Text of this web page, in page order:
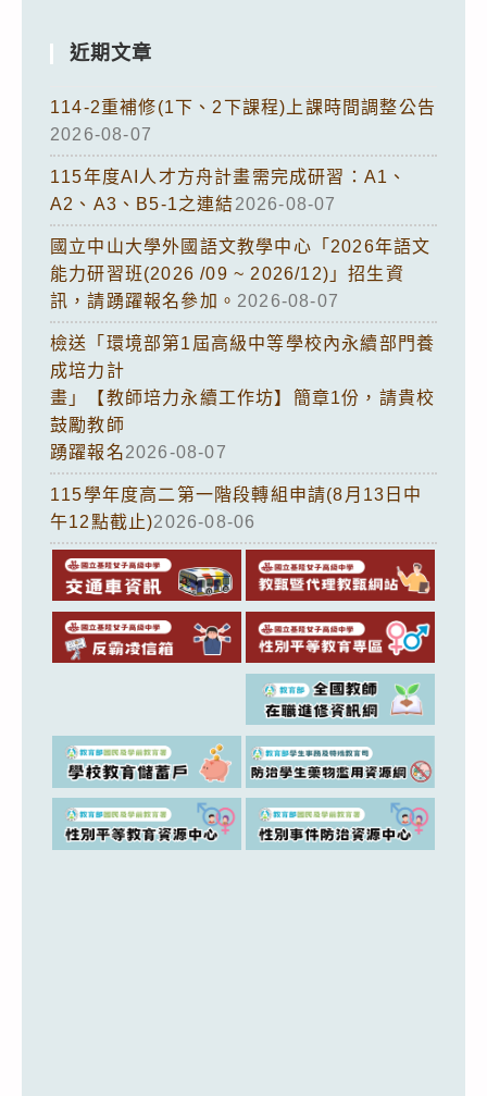
近期文章
114-2重補修(1下、2下課程)上課時間調整公告
2026-08-07
115年度AI人才方舟計畫需完成研習：A1、
A2、A3、B5-1之連結2026-08-07
國立中山大學外國語文教學中心「2026年語文
能力研習班(2026 /09 ~ 2026/12)」招生資
訊，請踴躍報名參加。 2026-08-07
檢送「環境部第1屆高級中等學校內永續部門養
成培力計
畫」【教師培力永續工作坊】簡章1份，請貴校
鼓勵教師
踴躍報名2026-08-07
115學年度高二第一階段轉組申請(8月13日中
午12點截止)2026-08-06